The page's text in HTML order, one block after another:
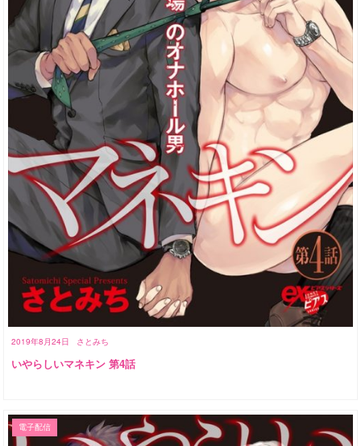
2019年8月24日 さとみち
いやらしいマネキン 第4話
電子配信